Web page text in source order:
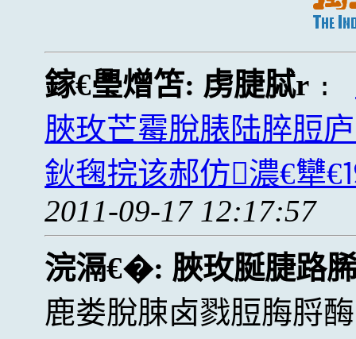
鎵€璺熷笘: 虏脻脦r :
脥玫芒霉脫脿陆脺脰
鈥毱捖该郝仿濃€犫
2011-09-17 12:17:57
浣滆€�: 脥玫脠脻路
鹿娄脫脨卤戮脰脢脟